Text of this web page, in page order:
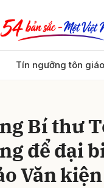
Tín ngưỡng tôn giáo
Bí thư
để đại
Văn